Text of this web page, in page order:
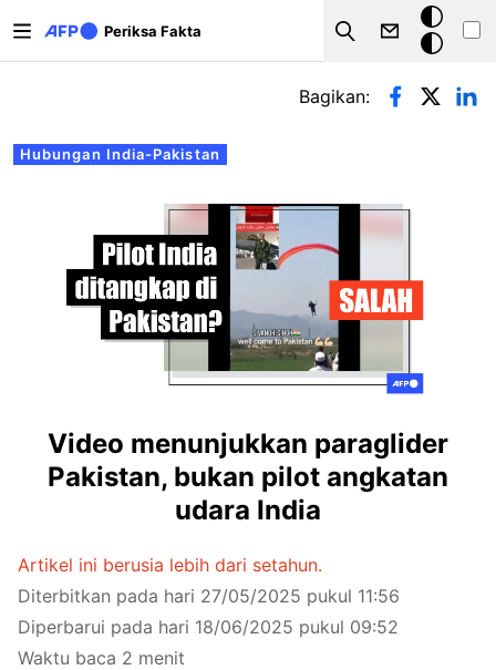
Periksa Fakta
Search
Mode
gelap
Tab primer
Hubungan India-Pakistan
Bagikan:
Video menunjukkan paraglider
Pakistan, bukan pilot angkatan
udara India
Artikel ini berusia lebih dari setahun.
Diterbitkan pada hari 27/05/2025 pukul 11:56
Diperbarui pada hari 18/06/2025 pukul 09:52
Waktu baca 2 menit